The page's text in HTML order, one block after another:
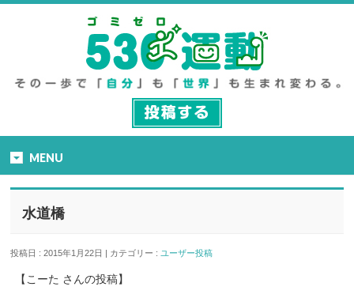
MENU
水道橋
投稿日 : 2015年1月22日 | カテゴリー :ユーザー投稿
【こーた さんの投稿】